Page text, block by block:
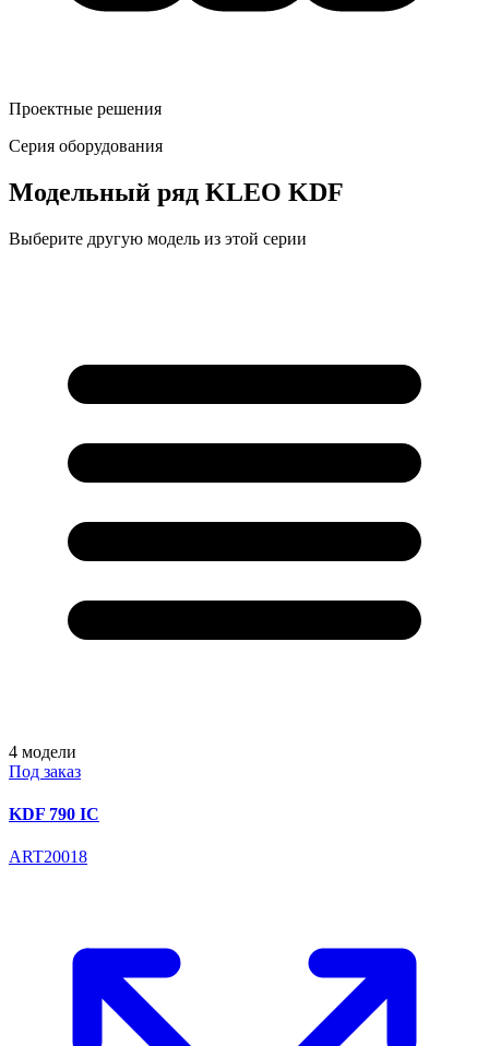
Проектные решения
Серия оборудования
Модельный ряд KLEO KDF
Выберите другую модель из этой серии
4 модели
Под заказ
KDF 790 IC
ART20018